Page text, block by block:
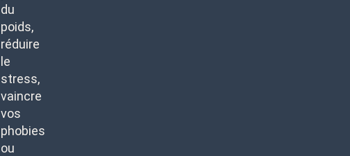
du
poids,
réduire
le
stress,
vaincre
vos
phobies
ou